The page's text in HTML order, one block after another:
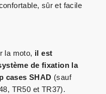
sûr et facile
la moto, il est
de fixation la
cases SHAD (sauf
TR50 et TR37).